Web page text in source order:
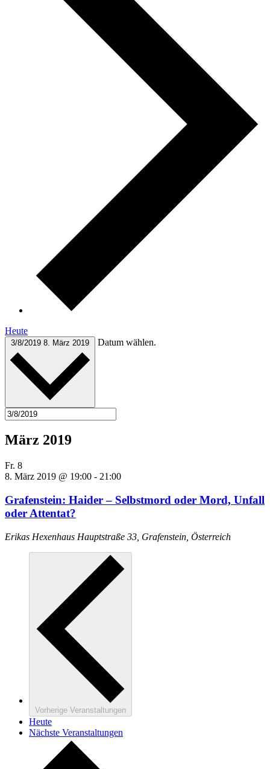
Heute
3/8/2019 8. März 2019 Datum wählen.
März 2019
Fr. 8
8. März 2019 @ 19:00 - 21:00
Grafenstein: Haider – Selbstmord oder Mord, Unfall
oder Attentat?
Erikas Hexenhaus Hauptstraße 33, Grafenstein, Österreich
Vorherige Veranstaltungen
Heute
Nächste Veranstaltungen